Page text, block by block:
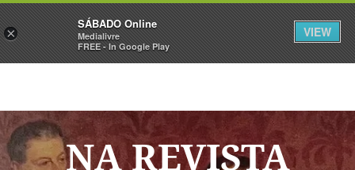
Sábado Assine Iniciar Sessão
NA REVISTA
×
SÁBADO Online
Medialivre
FREE - In Google Play
VIEW